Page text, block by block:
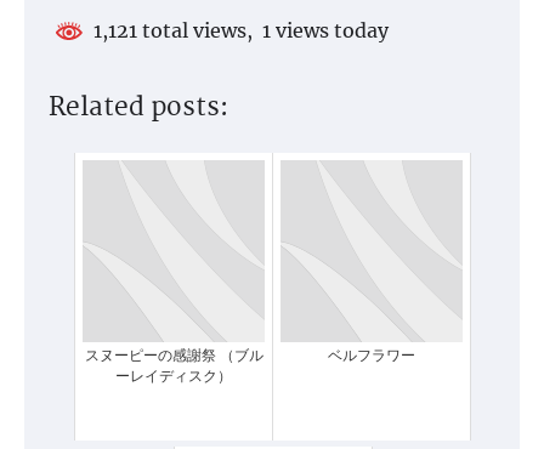
1,121 total views, 1 views today
Related posts:
スヌーピーの感謝祭 （ブル
ーレイディスク）
ベルフラワー